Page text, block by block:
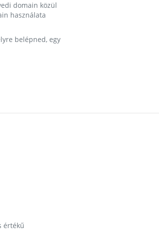
domain közül
használata
belépned, egy
értékű